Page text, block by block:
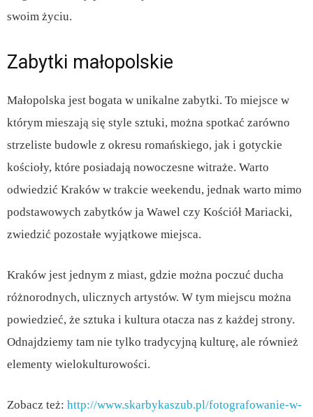
swoim życiu.
Zabytki małopolskie
Małopolska jest bogata w unikalne zabytki. To miejsce w
którym mieszają się style sztuki, można spotkać zarówno
strzeliste budowle z okresu romańskiego, jak i gotyckie
kościoły, które posiadają nowoczesne witraże. Warto
odwiedzić Kraków w trakcie weekendu, jednak warto mimo
podstawowych zabytków ja Wawel czy Kościół Mariacki,
zwiedzić pozostałe wyjątkowe miejsca.
Kraków jest jednym z miast, gdzie można poczuć ducha
różnorodnych, ulicznych artystów. W tym miejscu można
powiedzieć, że sztuka i kultura otacza nas z każdej strony.
Odnajdziemy tam nie tylko tradycyjną kulturę, ale również
elementy wielokulturowości.
Zobacz też: http://www.skarbykaszub.pl/fotografowanie-w-